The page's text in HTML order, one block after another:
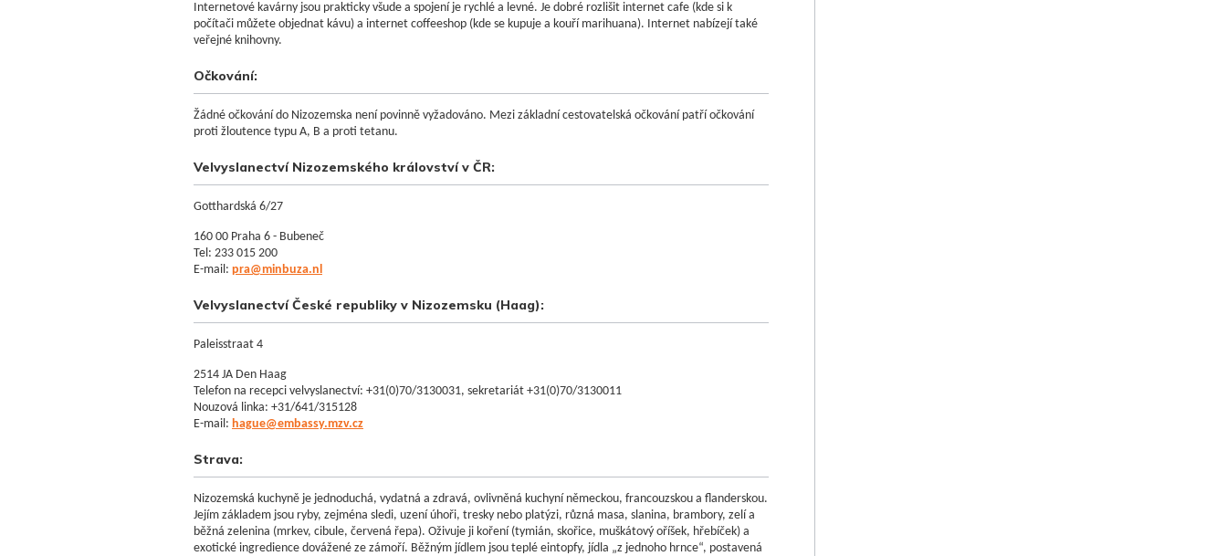
Internetové kavárny jsou prakticky všude a spojení je rychlé a levné. Je dobré rozlišit internet cafe (kde si k
počítači můžete objednat kávu) a internet coffeeshop (kde se kupuje a kouří marihuana). Internet nabízejí také
veřejné knihovny.
Očkování:
Žádné očkování do Nizozemska není povinně vyžadováno. Mezi základní cestovatelská očkování patří očkování
proti žloutence typu A, B a proti tetanu.
Velvyslanectví Nizozemského království v ČR:
Gotthardská 6/27
160 00 Praha 6 - Bubeneč
Tel: 233 015 200
E-mail: pra@minbuza.nl
Velvyslanectví České republiky v Nizozemsku (Haag):
Paleisstraat 4
2514 JA Den Haag
Telefon na recepci velvyslanectví: +31(0)70/3130031, sekretariát +31(0)70/3130011
Nouzová linka: +31/641/315128
E-mail: hague@embassy.mzv.cz
Strava:
Nizozemská kuchyně je jednoduchá, vydatná a zdravá, ovlivněná kuchyní německou, francouzskou a flanderskou.
Jejím základem jsou ryby, zejména sledi, uzení úhoři, tresky nebo platýzi, různá masa, slanina, brambory, zelí a
běžná zelenina (mrkev, cibule, červená řepa). Oživuje ji koření (tymián, skořice, muškátový oříšek, hřebíček) a
exotické ingredience dovážené ze zámoří. Běžným jídlem jsou teplé eintopfy, jídla „z jednoho hrnce“, postavená